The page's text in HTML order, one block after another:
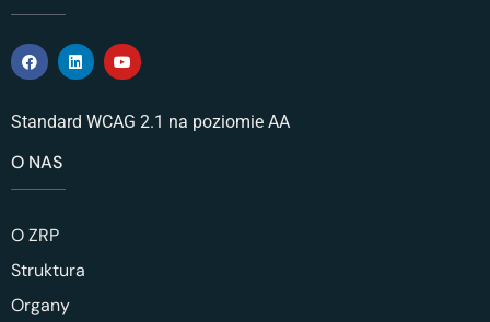
Standard WCAG 2.1 na poziomie AA
O NAS
O ZRP
Struktura
Organy